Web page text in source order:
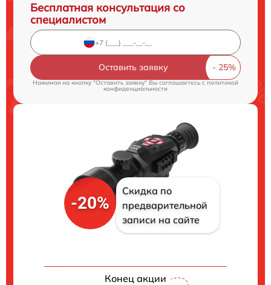
Бесплатная консультация со
специалистом
Оставить заявку
Нажимая на кнопку "Оставить заявку" Вы соглашаетесь cполитикой
конфиденциальности
-20%
Скидка по
предварительной
записи на сайте
Конец акции